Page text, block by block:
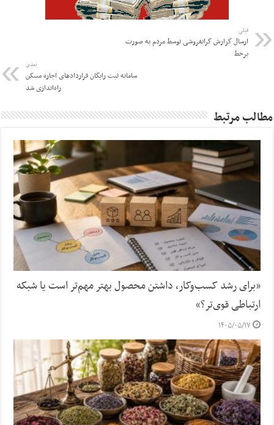
قبلی
ارسال گزارش گرانفروشی توسط مردم به صورت
برخط
بعدی
سامانه ثبت رایگان قراردادهای اجاره مسکن
راه‌اندازی شد
مطالب مرتبط
«برای رشد کسب‌وکار، داشتن محصول بهتر مهم‌تر است یا شبکه
ارتباطی قوی‌تر؟»
۱۴۰۵/۰۵/۱۷